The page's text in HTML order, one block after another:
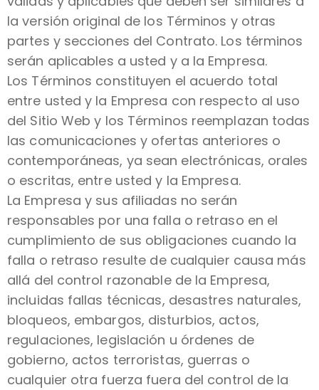
la versión original de los Términos y otras
partes y secciones del Contrato. Los términos
serán aplicables a usted y a la Empresa.
Los Términos constituyen el acuerdo total
entre usted y la Empresa con respecto al uso
del Sitio Web y los Términos reemplazan todas
las comunicaciones y ofertas anteriores o
contemporáneas, ya sean electrónicas, orales
o escritas, entre usted y la Empresa.
La Empresa y sus afiliadas no serán
responsables por una falla o retraso en el
cumplimiento de sus obligaciones cuando la
falla o retraso resulte de cualquier causa más
allá del control razonable de la Empresa,
incluidas fallas técnicas, desastres naturales,
bloqueos, embargos, disturbios, actos,
regulaciones, legislación u órdenes de
gobierno, actos terroristas, guerras o
cualquier otra fuerza fuera del control de la